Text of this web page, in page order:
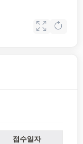
접수일자